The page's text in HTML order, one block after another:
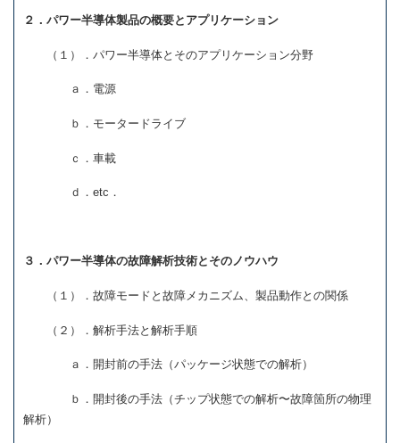
２．パワー半導体製品の概要とアプリケーション
（１）．パワー半導体とそのアプリケーション分野
ａ．電源
ｂ．モータードライブ
ｃ．車載
ｄ．etc．
３．パワー半導体の故障解析技術とそのノウハウ
（１）．故障モードと故障メカニズム、製品動作との関係
（２）．解析手法と解析手順
ａ．開封前の手法（パッケージ状態での解析）
ｂ．開封後の手法（チップ状態での解析〜故障箇所の物理
解析）